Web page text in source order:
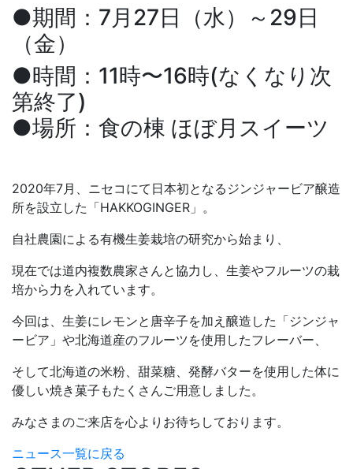
●期間：7月27日（水）～29日
（金）
●時間：11時〜16時(なくなり次
第終了)
●場所：食の棟 ほぼ月スイーツ
2020年7月、ニセコにて日本初となるジンジャービア醸造
所を設立した「HAKKOGINGER」。
自社農園による有機生姜栽培の研究から始まり、
現在では道内複数農家さんと協力し、生姜やフルーツの栽
培から力を入れています。
今回は、生姜にレモンと唐辛子を加え醸造した「ジンジャ
ービア」や北海道産のフルーツを使用したフレーバー、
そして北海道の米粉、甜菜糖、発酵バターを使用した体に
優しい焼き菓子もたくさんご用意しました。
みなさまのご来店を心よりお待ちしております。
ニュース一覧に戻る